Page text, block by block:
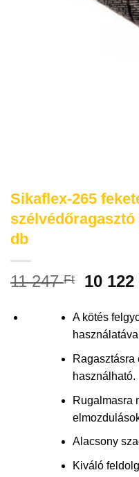
Sikaflex-265
db
11 247Ft 10 122
A kötés
Ragasztásra
használható.
Rugalmasra
Alacsony
Kiváló